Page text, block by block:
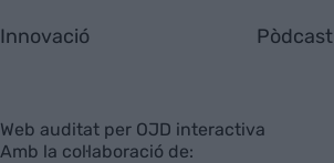
Innovació Pòdcast
Web auditat per OJD interactiva
Amb la col·laboració de: